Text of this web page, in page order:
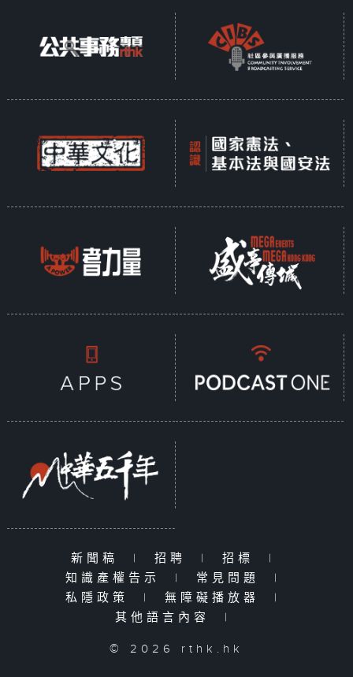
新聞稿 | 招聘 | 招標
|
知識產權告示
| 常見問題
|
私隱政策
| 無障礙播放器
|
其他語言內容
|
© 2026 rthk.hk